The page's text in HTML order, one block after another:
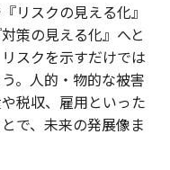
リスクの見える化』
策の見える化』へと
スクを示すだけでは
。人的・物的な被害
税収、雇用といった
で、未来の発展像ま